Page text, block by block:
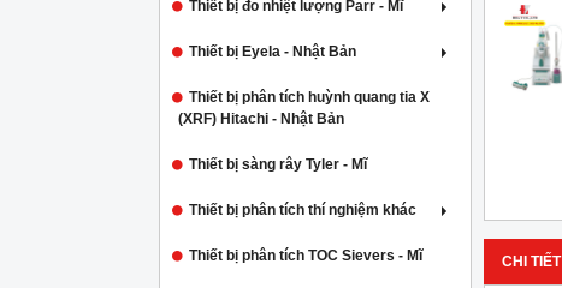
Thiết bị đo nhiệt lượng Parr - Mĩ
Thiết bị Eyela - Nhật Bản
Thiết bị phân tích huỳnh quang tia X
(XRF) Hitachi - Nhật Bản
Thiết bị sàng rây Tyler - Mĩ
Thiết bị phân tích thí nghiệm khác
Thiết bị phân tích TOC Sievers - Mĩ CHI TIẾT